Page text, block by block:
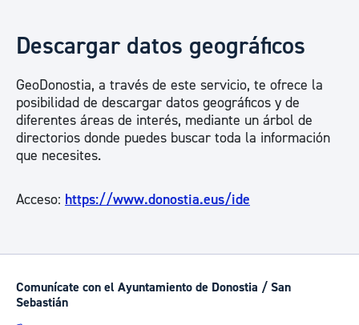
Descargar datos geográficos
GeoDonostia, a través de este servicio, te ofrece la
posibilidad de descargar datos geográficos y de
diferentes áreas de interés, mediante un árbol de
directorios donde puedes buscar toda la información
que necesites.
Acceso: https://www.donostia.eus/ide
Comunícate con el Ayuntamiento de Donostia / San
Sebastián